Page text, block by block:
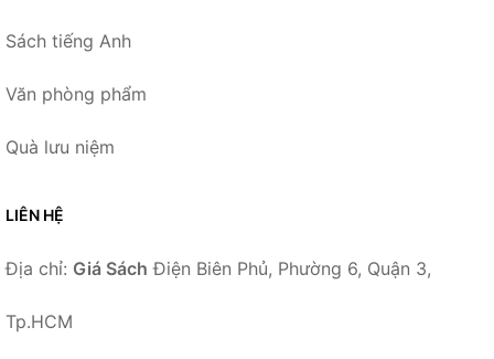
Sách tiếng Anh
Văn phòng phẩm
Quà lưu niệm
LIÊN HỆ
Địa chỉ: Giá Sách Điện Biên Phủ, Phường 6, Quận 3,
Tp.HCM